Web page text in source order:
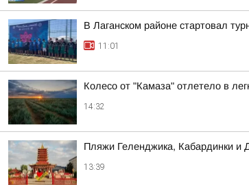
В Лаганском районе стартовал
11:01
Колесо от "Камаза" отлетело в
14:32
Пляжи Геленджика, Кабардинки и
13:39